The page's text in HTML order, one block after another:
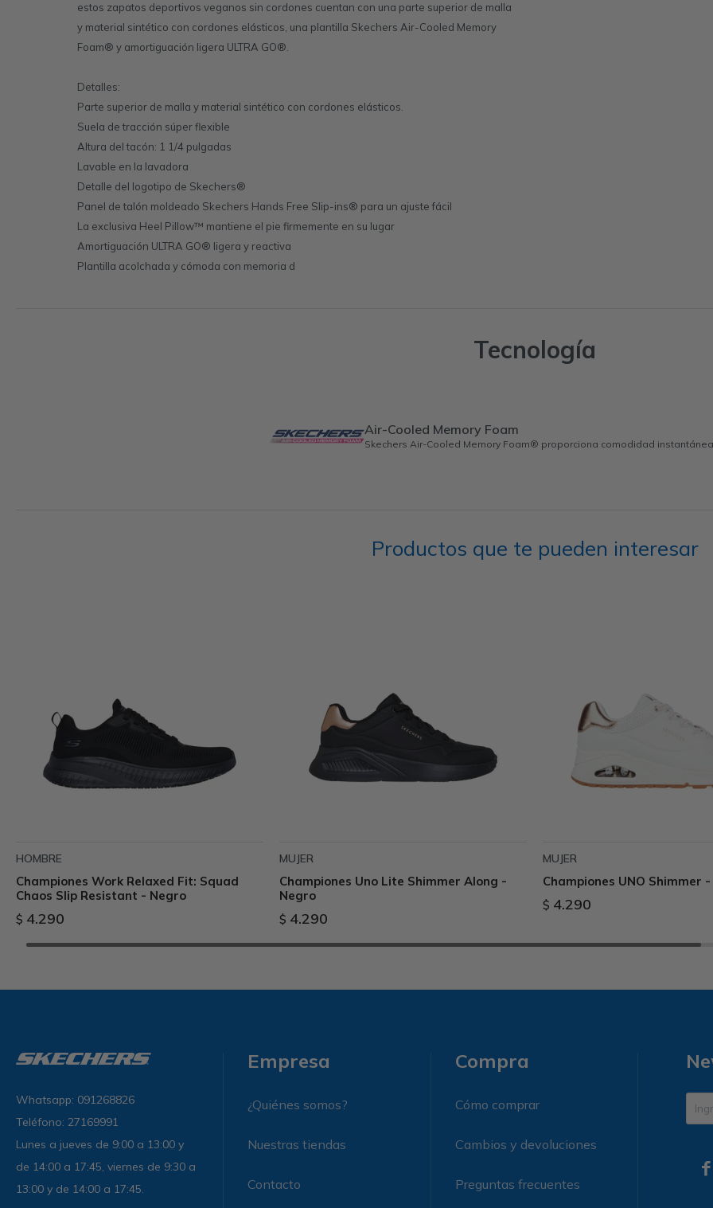
estos zapatos deportivos veganos sin cordones cuentan con una parte superior de malla
y material sintético con cordones elásticos, una plantilla Skechers Air-Cooled Memory
Foam® y amortiguación ligera ULTRA GO®.
Detalles:
Parte superior de malla y material sintético con cordones elásticos.
Suela de tracción súper flexible
Altura del tacón: 1 1/4 pulgadas
Lavable en la lavadora
Detalle del logotipo de Skechers®
Panel de talón moldeado Skechers Hands Free Slip-ins® para un ajuste fácil
La exclusiva Heel Pillow™ mantiene el pie firmemente en su lugar
Amortiguación ULTRA GO® ligera y reactiva
Plantilla acolchada y cómoda con memoria d
Tecnología
Air-Cooled Memory Foam
Skechers Air-Cooled Memory Foam® proporciona comodidad
Productos que te pueden interesar
HOMBRE
Championes Work Relaxed Fit: Squad
Chaos Slip Resistant - Negro
$ 4.290
MUJER
Championes Uno Lite Shimmer Along -
Negro
$ 4.290
MUJER
Championes UNO Shimmer
$ 4.290
Whatsapp: 091268826
Teléfono: 27169991
Lunes a jueves de 9:00 a 13:00 y
de 14:00 a 17:45, viernes de 9:30 a
13:00 y de 14:00 a 17:45.
Empresa
¿Quiénes somos?
Nuestras tiendas
Contacto
Compra
Cómo comprar
Cambios y devoluciones
Preguntas frecuentes
